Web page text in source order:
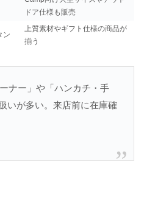
ドア仕様も販売
ン
上質素材やギフト仕様の商品が
揃う
ナー」や「ハンカチ・手
いが多い。来店前に在庫確